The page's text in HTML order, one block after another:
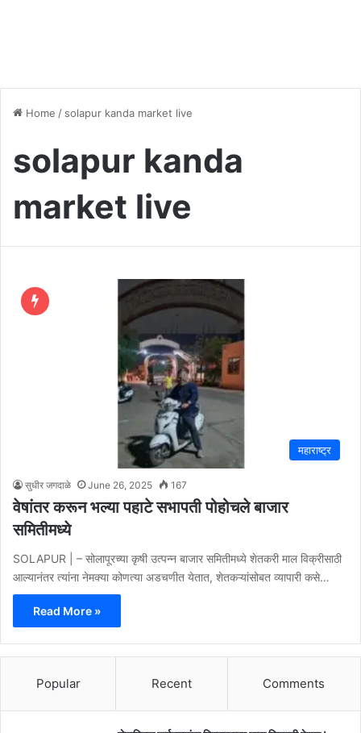
Home / solapur kanda market live
solapur kanda
market live
महाराष्ट्र
सुधीर जगदाळे June 26, 2025 167
वेषांतर करून भल्या पहाटे सभापती पोहोचले बाजार
समितीमध्ये
SOLAPUR | – सोलापूरच्या कृषी उत्पन्न बाजार समितीमध्ये शेतकरी माल विक्रीसाठी
आल्यानंतर त्यांना नेमक्या कोणत्या अडचणीत येतात, शेतकऱ्यांसोबत व्यापारी कसे…
Read More »
Popular Recent Comments